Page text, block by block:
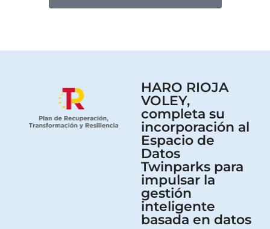
HARO RIOJA
VOLEY,
completa su
incorporación al
Espacio de
Datos
Twinparks para
impulsar la
gestión
inteligente
basada en datos